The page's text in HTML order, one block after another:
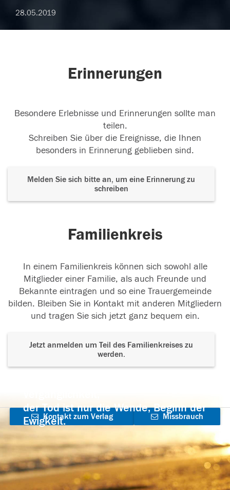
28.05.2019
Erinnerungen
Besondere Erlebnisse und Erinnerungen sollte man
teilen.
Schreiben Sie über die Ereignisse, die Ihnen
besonders in Erinnerung geblieben sind.
Melden Sie sich bitte an, um eine Erinnerung zu
schreiben
Familienkreis
In einem Familienkreis können sich sowohl alle
Mitglieder einer Familie, als auch Freunde und
Bekannte eintragen und so eine Trauergemeinde
bilden. Bleiben Sie in Kontakt mit anderen Mitgliedern
und tragen Sie sich jetzt ganz bequem ein.
Jetzt anmelden um Teil des Familienkreises zu
werden.
der Tod ist nur die Wende, Beginn der
Ewigkeit.
Kontakt zum Verlag
aufnehmen
Missbrauch